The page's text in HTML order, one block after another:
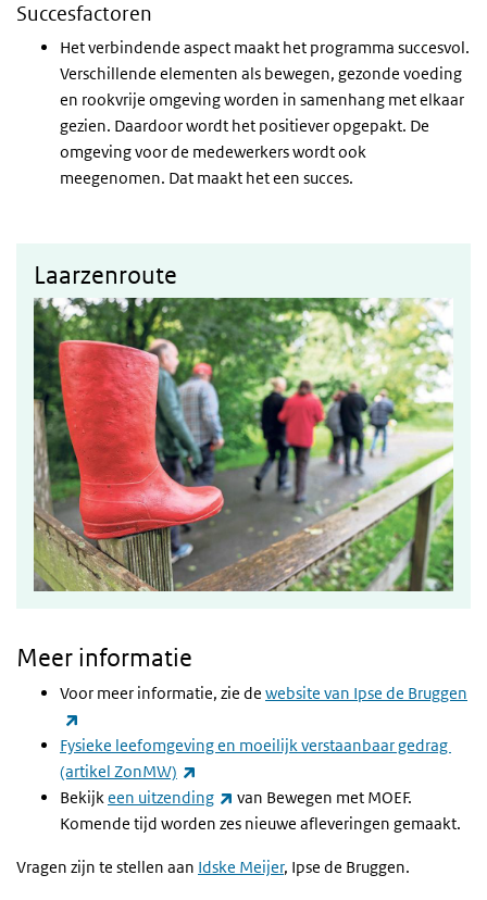
Succesfactoren
Het verbindende aspect maakt het programma succesvol.
Verschillende elementen als bewegen, gezonde voeding
en rookvrije omgeving worden in samenhang met elkaar
gezien. Daardoor wordt het positiever opgepakt. De
omgeving voor de medewerkers wordt ook
meegenomen. Dat maakt het een succes.
Laarzenroute
Meer informatie
Voor meer informatie, zie de website van Ipse de Bruggen
Fysieke leefomgeving en moeilijk verstaanbaar gedrag
(artikel ZonMW)
Bekijk een uitzending (externe link)
van Bewegen met MOEF.
Komende tijd worden zes nieuwe afleveringen gemaakt.
Vragen zijn te stellen aan Idske Meijer, Ipse de Bruggen.